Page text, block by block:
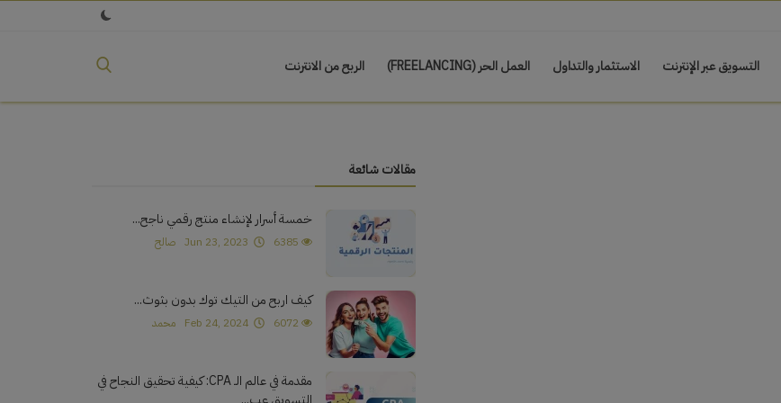
التسويق عبر الإنترنت الاستثمار والتداول العمل الحر (FREELANCING) الربح من الانترنت
مقالات شائعة
خمسة أسرار لإنشاء منتج رقمي ناجح...
صالح
كيف اربح من التيك توك بدون بثوث...
محمد
مقدمة في عالم الـ CPA: كيفية تحقيق النجاح في